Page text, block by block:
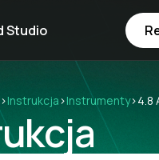
Studio
›Instrukcja ›Instrumenty›4.8